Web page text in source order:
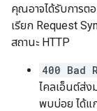
คุณอาจได้รับการต
เรียก Request
สถานะ HTTP
400 Bad
ไคลเอ็นต์ส่ง
พบบ่อย ได้แ